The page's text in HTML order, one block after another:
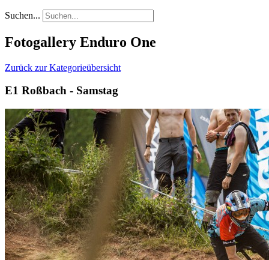
Suchen...
Fotogallery Enduro One
Zurück zur Kategorieübersicht
E1 Roßbach - Samstag